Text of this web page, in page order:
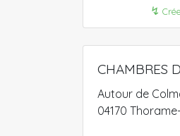
↯
CHAMBRES
Autour de
04170